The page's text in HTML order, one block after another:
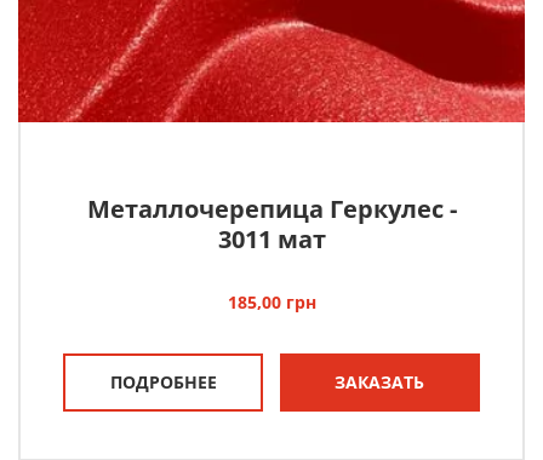
Металлочерепица Геркулес -
3011 мат
185,00 грн
ПОДРОБНЕЕ ЗАКАЗАТЬ